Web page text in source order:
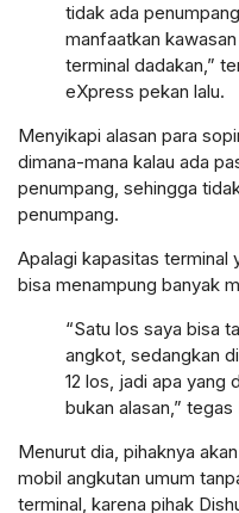
tidak ada
manfaatkan
terminal dadakan,”
eXpress pekan lalu.
Menyikapi alasan para
dimana-mana kalau ada
penumpang, sehingga
penumpang.
Apalagi kapasitas terminal
bisa menampung banyak
“Satu los saya bisa
angkot, sedangkan
12 los, jadi apa yang
bukan alasan,” tegas
Menurut dia, pihaknya
mobil angkutan umum
terminal, karena pihak